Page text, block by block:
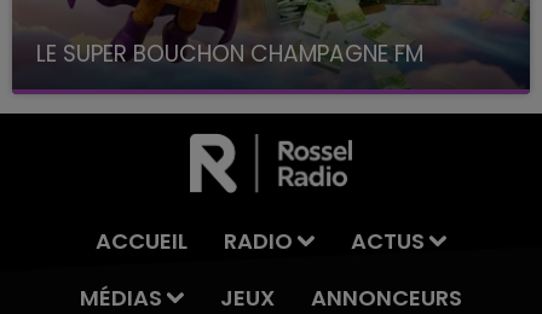
LE SUPER BOUCHON CHAMPAGNE FM
avec La Famille Champagne FM, à 8H10
ACCUEIL RADIO
ACTUS
MÉDIAS
JEUX ANNONCEURS